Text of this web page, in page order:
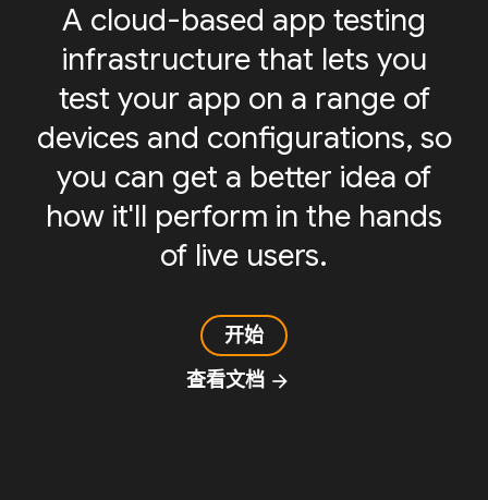
A cloud-based app testing
infrastructure that lets you
test your app on a range of
devices and configurations, so
you can get a better idea of
how it'll perform in the hands
of live users.
开始
查看文档 arrow_forward